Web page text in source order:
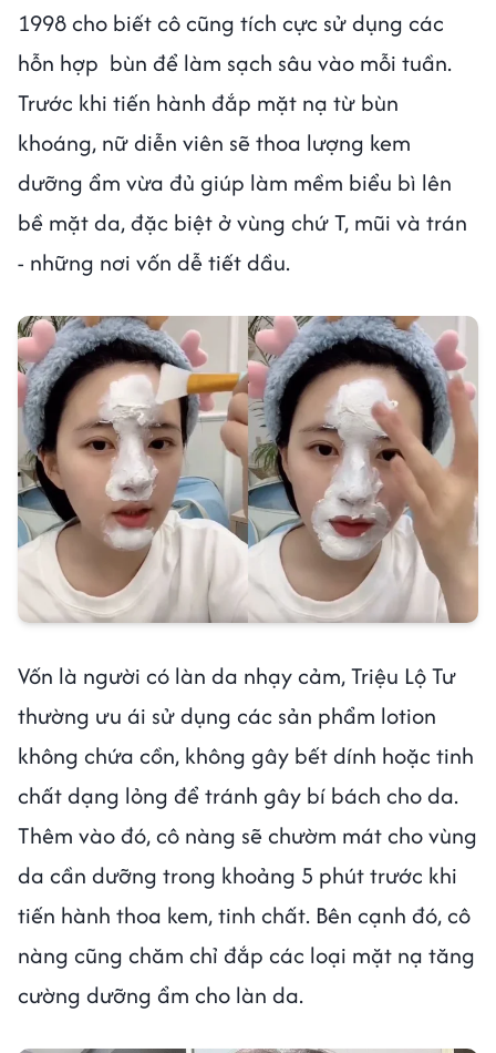
1998 cho biết cô cũng tích cực sử dụng các
hỗn hợp bùn để làm sạch sâu vào mỗi tuần.
Trước khi tiến hành đắp mặt nạ từ bùn
khoáng, nữ diễn viên sẽ thoa lượng kem
dưỡng ẩm vừa đủ giúp làm mềm biểu bì lên
bề mặt da, đặc biệt ở vùng chứ T, mũi và trán
- những nơi vốn dễ tiết dầu.
Vốn là người có làn da nhạy cảm, Triệu Lộ Tư
thường ưu ái sử dụng các sản phẩm lotion
không chứa cồn, không gây bết dính hoặc tinh
chất dạng lỏng để tránh gây bí bách cho da.
Thêm vào đó, cô nàng sẽ chườm mát cho vùng
da cần dưỡng trong khoảng 5 phút trước khi
tiến hành thoa kem, tinh chất. Bên cạnh đó, cô
nàng cũng chăm chỉ đắp các loại mặt nạ tăng
cường dưỡng ẩm cho làn da.